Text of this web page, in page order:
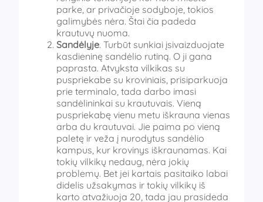
parke, ar privačioje sodyboje, tokios
galimybės nėra. Štai čia padeda
krautuvų nuoma.
Sandėlyje. Turbūt sunkiai įsivaizduojate
kasdieninę sandėlio rutiną. O ji gana
paprasta. Atvyksta vilkikas su
puspriekabe su kroviniais, prisiparkuoja
prie terminalo, tada darbo imasi
sandėlininkai su krautuvais. Vieną
puspriekabę vienu metu iškrauna vienas
arba du krautuvai. Jie paima po vieną
paletę ir veža į nurodytus sandėlio
kampus, kur krovinys iškraunamas. Kai
tokių vilkikų nedaug, nėra jokių
problemų. Bet jei kartais pasitaiko labai
didelis užsakymas ir tokių vilkikų iš
karto atvažiuoja 20, tada jau prasideda